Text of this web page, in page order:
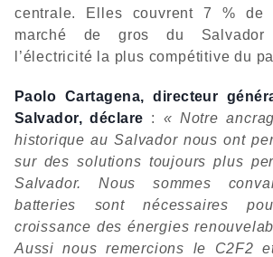
centrale. Elles couvrent 7 % de
marché de gros du Salvador
l’électricité la plus compétitive du
Paolo Cartagena, directeur
Salvador, déclare : « Notre
historique au Salvador nous ont
sur des solutions toujours plus
Salvador. Nous sommes
batteries sont nécessaires
croissance des énergies
Aussi nous remercions le C2F2